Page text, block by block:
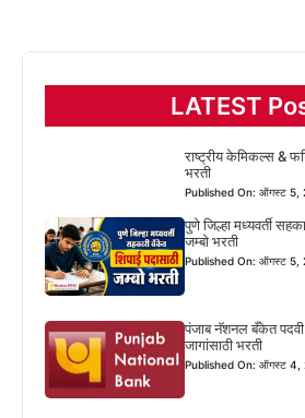
LATEST
राष्ट्रीय केमिकल्स &
भरती
Published On: ऑगस्ट 5,
पुणे जिल्हा मध्यवर्ती
जम्बो भरती
Published On: ऑगस्ट 5,
पंजाब नॅशनल बँकेत
जागांसाठी भरती
Published On: ऑगस्ट 4,